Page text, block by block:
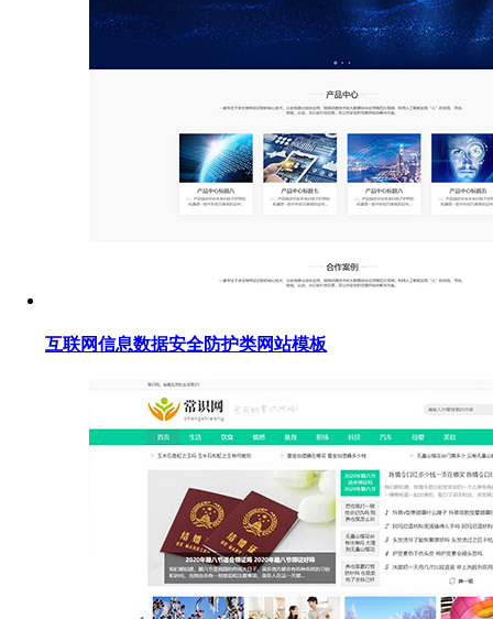
互联网信息数据安全防护类网站模板